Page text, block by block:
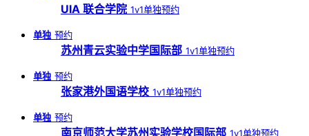
UIA 联合学院 1v1单独预约
单独 预约
苏州青云实验中学国际部 1v1单独预约
单独 预约
张家港外国语学校 1v1单独预约
单独 预约
南京师范大学苏州实验学校国际部 1v1单独预约